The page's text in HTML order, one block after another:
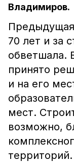
Владимиров.
70 лет и за
обветшала.
принято
и на его
мест.
возможно,